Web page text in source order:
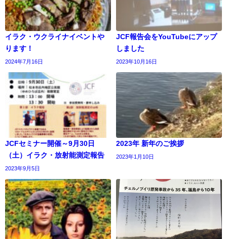
イラク・ウクライナイベントや
ります！
2024年7月16日
JCF報告会をYouTubeにアップ
しました
2023年10月16日
JCFセミナー開催～9月30日
（土）イラク・放射能測定報告
2023年9月5日
2023年 新年のご挨拶
2023年1月10日